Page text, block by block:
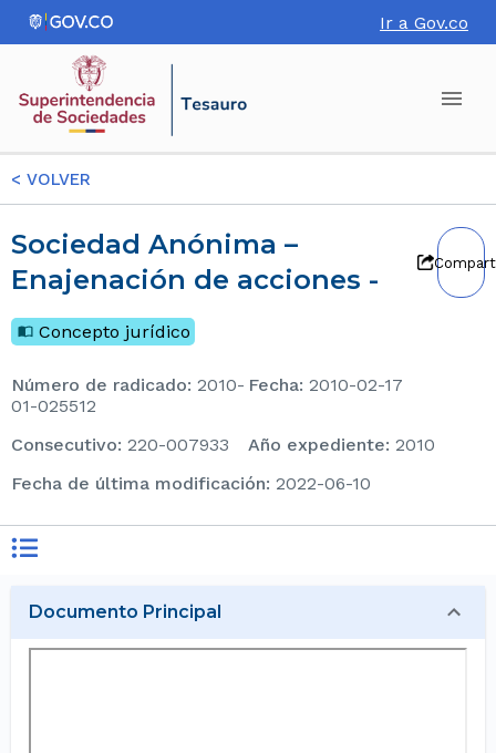
Ir a Gov.co
< VOLVER
Sociedad Anónima –
Enajenación de acciones -
Concepto jurídico
Número de radicado: 2010-
01-025512
Fecha: 2010-02-17
consecutivo: 220-007933 Año expediente: 2010
Fecha de última modificación: 2022-06-10
Documento Principal